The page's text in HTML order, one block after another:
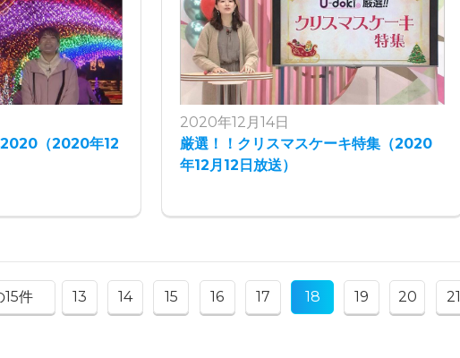
2020（2020年12
2020年12月14日
厳選！！クリスマスケーキ特集（2020
年12月12日放送）
15件 13 14 15 16 17 18 19 20 21